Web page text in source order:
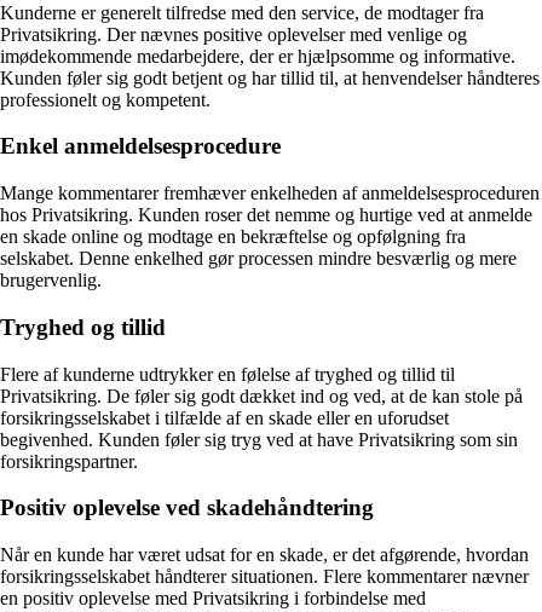
Kunderne er generelt tilfredse med den service, de modtager fra
Privatsikring. Der nævnes positive oplevelser med venlige og
imødekommende medarbejdere, der er hjælpsomme og informative.
Kunden føler sig godt betjent og har tillid til, at henvendelser håndteres
professionelt og kompetent.
Enkel anmeldelsesprocedure
Mange kommentarer fremhæver enkelheden af anmeldelsesproceduren
hos Privatsikring. Kunden roser det nemme og hurtige ved at anmelde
en skade online og modtage en bekræftelse og opfølgning fra
selskabet. Denne enkelhed gør processen mindre besværlig og mere
brugervenlig.
Tryghed og tillid
Flere af kunderne udtrykker en følelse af tryghed og tillid til
Privatsikring. De føler sig godt dækket ind og ved, at de kan stole på
forsikringsselskabet i tilfælde af en skade eller en uforudset
begivenhed. Kunden føler sig tryg ved at have Privatsikring som sin
forsikringspartner.
Positiv oplevelse ved skadehåndtering
Når en kunde har været udsat for en skade, er det afgørende, hvordan
forsikringsselskabet håndterer situationen. Flere kommentarer nævner
en positiv oplevelse med Privatsikring i forbindelse med